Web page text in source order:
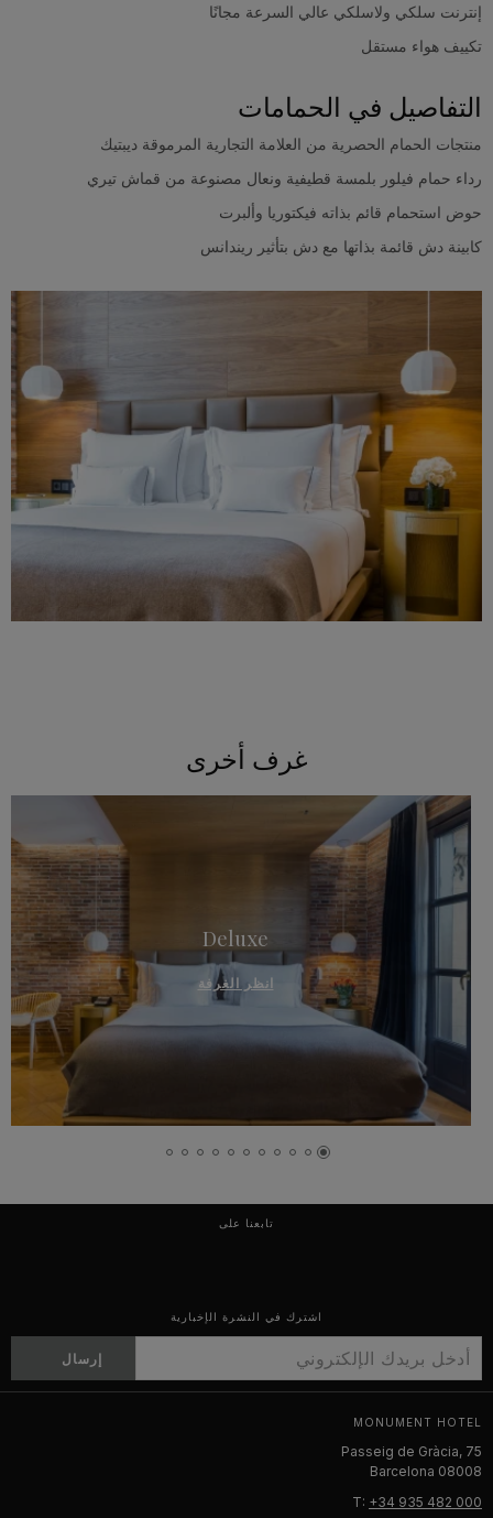
إنترنت سلكي ولاسلكي عالي السرعة مجانًا
تكييف هواء مستقل
التفاصيل في الحمامات
منتجات الحمام الحصرية من العلامة التجارية المرموقة ديبتيك
رداء حمام فيلور بلمسة قطيفية ونعال مصنوعة من قماش تيري
حوض استحمام قائم بذاته فيكتوريا وألبرت
كابينة دش قائمة بذاتها مع دش بتأثير ريندانس
غرف أخرى
Deluxe
انظر الغرفة
تابعنا على
اشترك في النشرة الإخبارية
إرسال
MONUMENT HOTEL
Passeig de Gràcia, 75
08008 Barcelona
T: +34 935 482 000